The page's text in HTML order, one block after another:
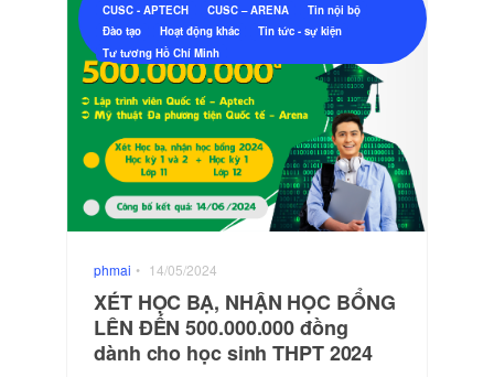
CUSC - APTECH
CUSC – ARENA
Tin nội bộ
Đào tạo
Hoạt động khác
Tin tức - sự kiện
Tư tương Hồ Chí Minh
phmai • 14/05/2024
XÉT HỌC BẠ, NHẬN HỌC BỔNG
LÊN ĐẾN 500.000.000 đồng
dành cho học sinh THPT 2024